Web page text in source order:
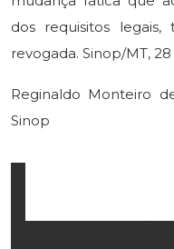
dos requisitos
revogada. Sinop/MT,
Reginaldo Monteiro
Sinop